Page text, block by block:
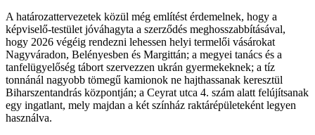
A határozattervezetek közül még említést érdemelnek, hogy a
képviselő-testület jóváhagyta a szerződés meghosszabbításával,
hogy 2026 végéig rendezni lehessen helyi termelői vásárokat
Nagyváradon, Belényesben és Margittán; a megyei tanács és a
tanfelügyelőség tábort szervezzen ukrán gyermekeknek; a tíz
tonnánál nagyobb tömegű kamionok ne hajthassanak keresztül
Biharszentandrás központján; a Ceyrat utca 4. szám alatt felújítsanak
egy ingatlant, mely majdan a két színház raktárépületeként legyen
használva.